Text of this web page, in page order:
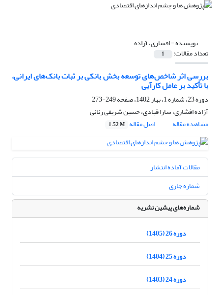
نویسنده =افشاری، آزاده
تعداد مقالات: 1
بررسی اثر شاخص‌های توسعه بخش بانکی بر ثبات بانک‌های ایرانی،
با تأکید بر عامل کارآیی
دوره 23، شماره 1، بهار 1402، صفحه
249-273
آزاده افشاری، سارا قبادی، حسین شریفی رنانی
مشاهده مقاله
اصل مقاله 1.52 M
مقالات آماده انتشار
شماره جاری
شماره‌های پیشین نشریه
دوره 26 (1405)
دوره 25 (1404)
دوره 24 (1403)